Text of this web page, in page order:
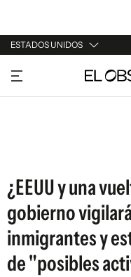
ESTADOS UNIDOS
URUGUAY
ARGENTINA
¿EEUU y una
gobierno
inmigrantes y
de "posibles